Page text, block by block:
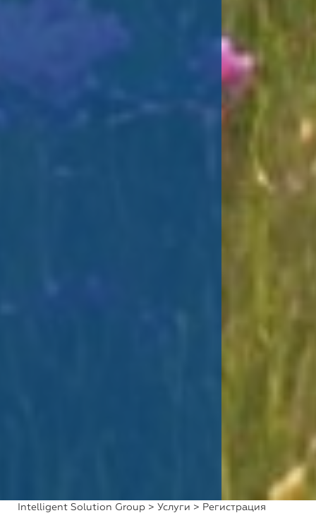
Intelligent Solution Group > Услуги > Регистрация